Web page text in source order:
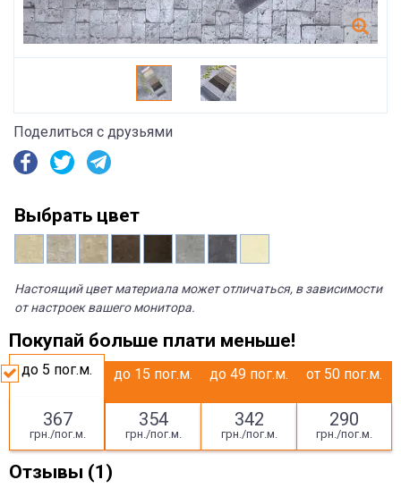
Поделиться с друзьями
Выбрать цвет
Настоящий цвет материала может отличаться, в зависимости
от настроек вашего монитора.
Покупай больше плати меньше!
до 5 пог.м.
367
грн./пог.м.
до 15 пог.м.
354
грн./пог.м.
до 49 пог.м.
342
грн./пог.м.
от 50 пог.м.
290
грн./пог.м.
Отзывы (1)